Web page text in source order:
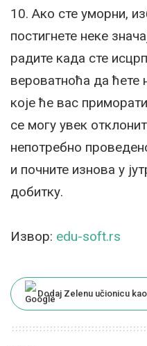
10. Ако сте уморни,
постигнете неке
радите када сте
вероватноћа да ћете
које ће вас
се могу увек
непотребно
и почните изнова у
добитку.
Извор: edu-soft.rs
Dodaj Zelenu učionicu